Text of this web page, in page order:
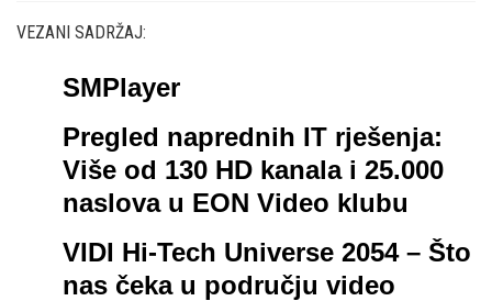
VEZANI SADRŽAJ:
SMPlayer
Pregled naprednih IT rješenja:
Više od 130 HD kanala i 25.000
naslova u EON Video klubu
VIDI Hi-Tech Universe 2054 – Što
nas čeka u području video